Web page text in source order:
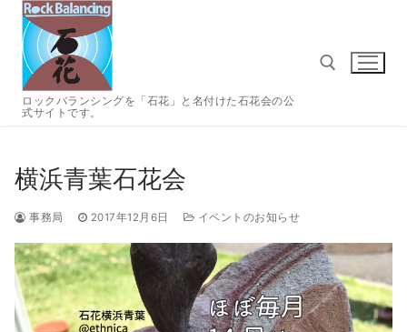
ロックバランシングを「石花」と名付けた石花会の公
式サイトです。
横浜青葉石花会
事務局 2017年12月6日 イベントのお知らせ